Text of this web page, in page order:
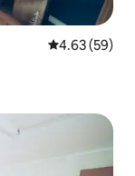
レビュー59
4.63 (59)